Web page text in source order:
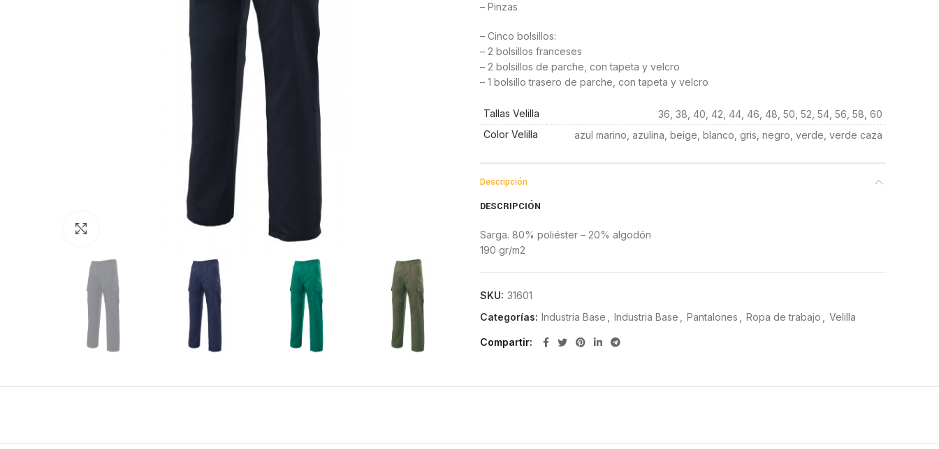
– Pinzas
– Cinco bolsillos:
– 2 bolsillos franceses
– 2 bolsillos de parche, con tapeta y velcro
– 1 bolsillo trasero de parche, con tapeta y velcro
Tallas Velilla
36, 38, 40, 42, 44, 46, 48, 50, 52, 54, 56, 58, 60
Color Velilla
azul marino, azulina, beige, blanco, gris, negro, verde, verde caza
Descripción
DESCRIPCIÓN
Sarga. 80% poliéster – 20% algodón
190 gr/m2
SKU: 31601
Categorías: Industria Base Industria Base Pantalones Ropa de trabajo Velilla
Compartir